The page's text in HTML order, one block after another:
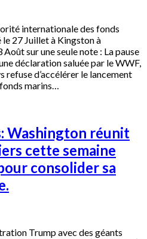
internationale des fonds
27 Juillet à Kingston à
Août sur une seule note : La pause
déclaration saluée par le WWF,
refuse d’accélérer le lancement
marins…
Washington réunit
cette semaine
consolider sa
Trump avec des géants